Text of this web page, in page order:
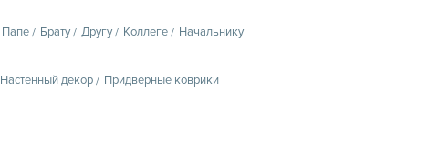
Папе Брату Другу Коллеге Начальнику
Настенный декор Придверные коврики